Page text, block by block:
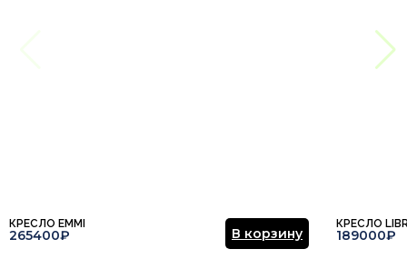
82
КРЕСЛО EMMI
265400₽ В корзину
КРЕСЛО
189000₽